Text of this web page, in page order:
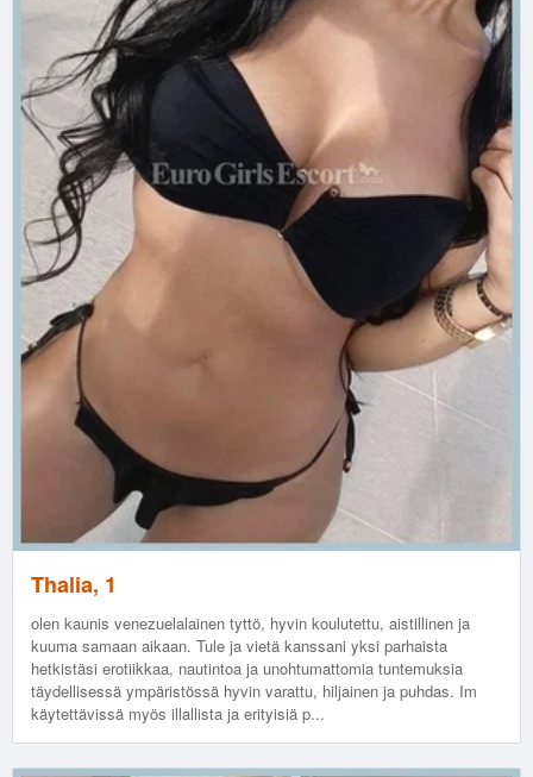
Thalia, 1
olen kaunis venezuelalainen tyttö, hyvin koulutettu, aistillinen ja
kuuma samaan aikaan. Tule ja vietä kanssani yksi parhaista
hetkistäsi erotiikkaa, nautintoa ja unohtumattomia tuntemuksia
täydellisessä ympäristössä hyvin varattu, hiljainen ja puhdas. Im
käytettävissä myös illallista ja erityisiä p...